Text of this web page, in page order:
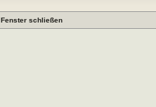
schließen